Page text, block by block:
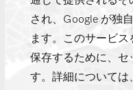
され、Google が独
ます。このサービ
保存するために、セ
す。詳細については